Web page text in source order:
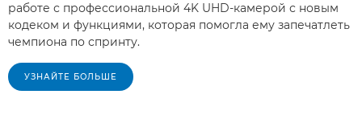
работе с профессиональной 4K UHD-камерой с новым
кодеком и функциями, которая помогла ему запечатлеть
чемпиона по спринту.
УЗНАЙТЕ БОЛЬШЕ